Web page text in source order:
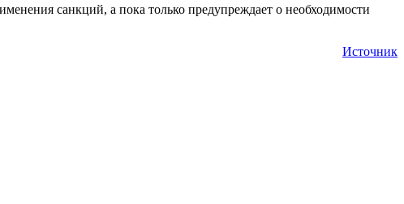
санкций, а пока только предупреждает о необходимости
Источник